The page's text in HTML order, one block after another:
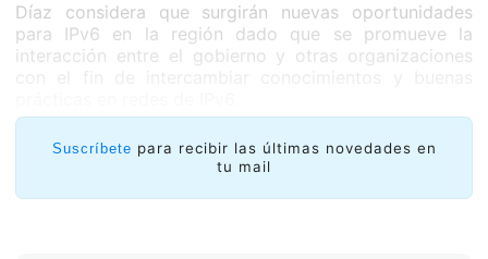
Díaz considera que surgirán nuevas oportunidades
para IPv6 en la región dado que se promueve la
interacción entre el gobierno y otras organizaciones
Suscríbete para recibir las últimas novedades en
tu mail